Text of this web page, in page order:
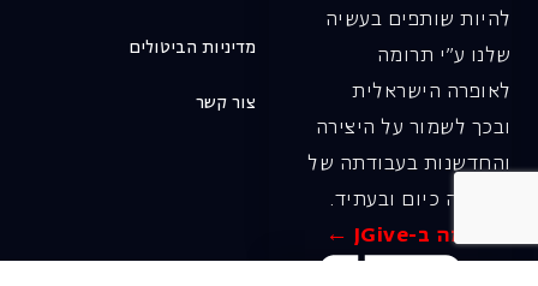
להיות שותפים בעשיה
שלנו ע"י תרומה
לאופרה הישראלית
ובכך לשמור על היצירה
והחדשנות בעבודתה של
האופרה כיום ובעתיד.
לתרומה ב-JGive ←
מדיניות הביטולים
צור קשר